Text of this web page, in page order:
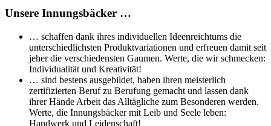
Unsere Innungsbäcker …
… schaffen dank ihres individuellen Ideenreichtums die
unterschiedlichsten Produktvariationen und erfreuen damit seit
jeher die verschiedensten Gaumen. Werte, die wir schmecken:
Individualität und Kreativität!
… sind bestens ausgebildet, haben ihren meisterlich
zertifizierten Beruf zu Berufung gemacht und lassen dank
ihrer Hände Arbeit das Alltägliche zum Besonderen werden.
Werte, die Innungsbäcker mit Leib und Seele leben:
Handwerk und Leidenschaft!